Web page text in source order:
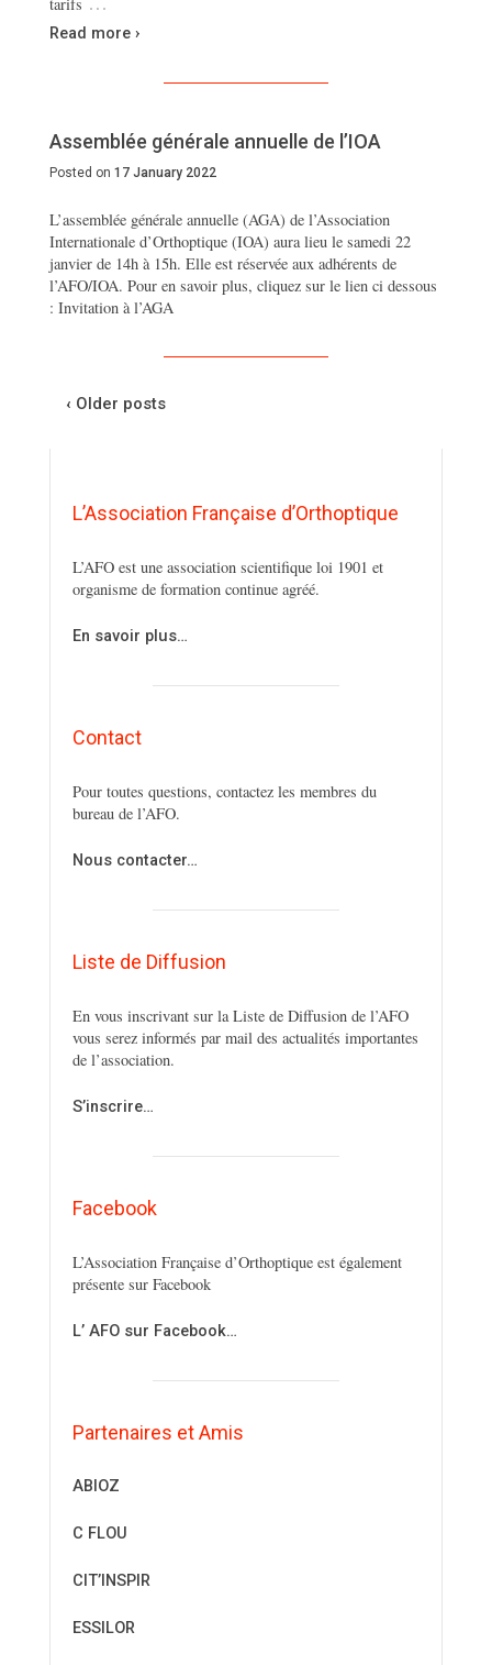
tarifs
Read more ›
Assemblée générale annuelle de l’IOA
Posted on 17 January 2022
L’assemblée générale annuelle (AGA) de l’Association
Internationale d’Orthoptique (IOA) aura lieu le samedi 22
janvier de 14h à 15h. Elle est réservée aux adhérents de
l’AFO/IOA. Pour en savoir plus, cliquez sur le lien ci dessous
: Invitation à l’AGA
‹ Older posts
L’Association Française d’Orthoptique
L’AFO est une association scientifique loi 1901 et
organisme de formation continue agréé.
En savoir plus…
Contact
Pour toutes questions, contactez les membres du
bureau de l’AFO.
Nous contacter…
Liste de Diffusion
En vous inscrivant sur la Liste de Diffusion de l’AFO
vous serez informés par mail des actualités importantes
de l’association.
S’inscrire…
Facebook
L’Association Française d’Orthoptique est également
présente sur Facebook
L’ AFO sur Facebook…
Partenaires et Amis
ABIOZ
C FLOU
CIT’INSPIR
ESSILOR